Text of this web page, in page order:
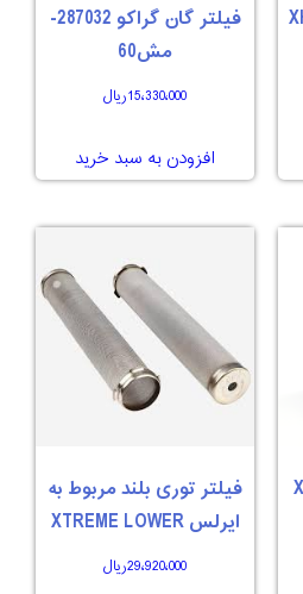
فیلتر گان گراکو 287032-
مش60
15،330،000ریال
افزودن به سبد خرید
فیلتر توری بلند مربوط به
ایرلس XTREME LOWER
29،920،000ریال